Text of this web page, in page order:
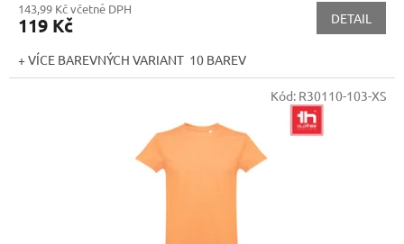
143,99 Kč včetně DPH
119 Kč DETAIL
+ VÍCE BAREVNÝCH VARIANT 10 BAREV
Kód: R30110-103-XS